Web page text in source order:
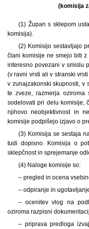
(komisija
(1) Župan s sklepom
komisija).
(2) Komisijo sestavljajo
člani komisije ne smejo biti
interesno povezani v smislu
(v ravni vrsti ali v stranski
v zunajzakonski skupnosti, v
te zveze, razmerja
sodelovati pri delu komisije,
njihovo neobjektivnost in
komisije podpišejo izjavo o
(3) Komisija se sestaja
tudi dopisno. Komisija o
sklepčnost in sprejemanje
(4) Naloge komisije so:
– pregled in ocena
– odpiranje in
– ocenitev vlog na
oziroma razpisni
– priprava predloga